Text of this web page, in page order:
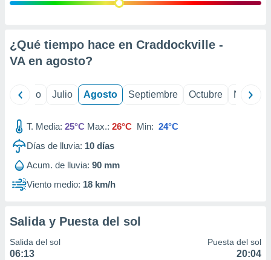
e
mediante
de
1199
¿Qué tiempo hace en Craddockville -
VA en agosto?
Junio Julio Agosto Septiembre Octubre
T. Media: 25°C Max.: 26°C Min: 24°C
Días de lluvia: 10 días
Acum. de lluvia: 90 mm
Viento medio: 18 km/h
Salida y Puesta del sol
Salida del sol
06:13
Puesta del sol
20:04